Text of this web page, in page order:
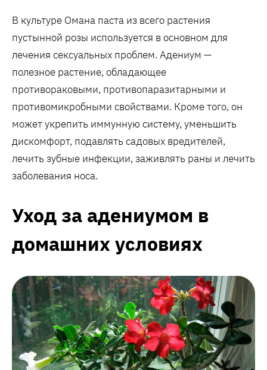
В культуре Омана паста из всего растения
пустынной розы используется в основном для
лечения сексуальных проблем. Адениум —
полезное растение, обладающее
противораковыми, противопаразитарными и
противомикробными свойствами. Кроме того, он
может укрепить иммунную систему, уменьшить
дискомфорт, подавлять садовых вредителей,
лечить зубные инфекции, заживлять раны и лечить
заболевания носа.
Уход за адениумом в
домашних условиях